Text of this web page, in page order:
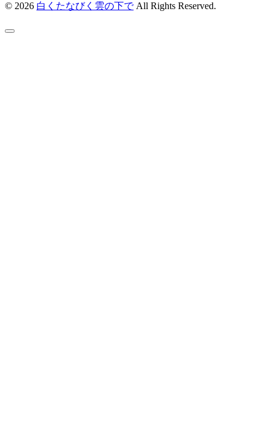
© 2026 白くたなびく雲の下でAll Rights Reserved.